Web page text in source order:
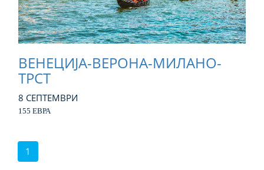
ВЕНЕЦИЈА-ВЕРОНА-МИЛАНО-
ТРСТ
8 СЕПТЕМВРИ
155 ЕВРА
1